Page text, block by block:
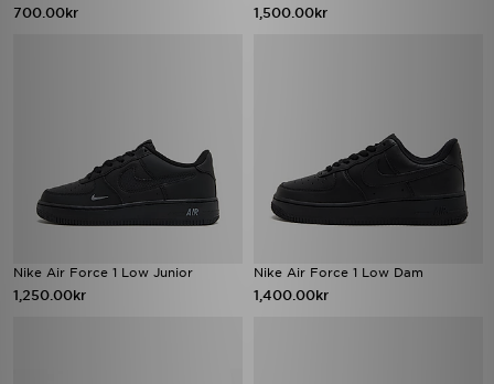
700.00kr 1,500.00kr
Nike Air Force 1 Low Junior
1,250.00kr
Nike Air Force 1 Low Dam
1,400.00kr